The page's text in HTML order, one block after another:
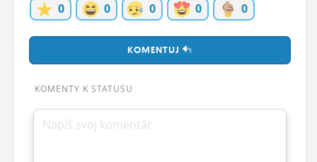
0 0 0 0 0
KOMENTUJ
KOMENTY K STATUSU
Napíš svoj komentár